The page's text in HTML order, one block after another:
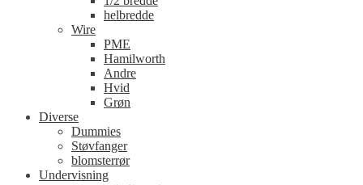
helbredde
Wire
PME
Hamilworth
Andre
Hvid
Grøn
Diverse
Dummies
Støvfanger
blomsterrør
Undervisning